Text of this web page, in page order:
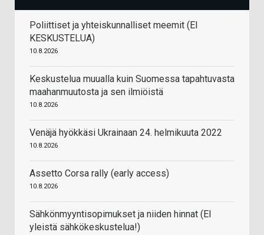
Poliittiset ja yhteiskunnalliset meemit (EI
KESKUSTELUA)
10.8.2026
Keskustelua muualla kuin Suomessa tapahtuvasta
maahanmuutosta ja sen ilmiöistä
10.8.2026
Venäjä hyökkäsi Ukrainaan 24. helmikuuta 2022
10.8.2026
Assetto Corsa rally (early access)
10.8.2026
Sähkönmyyntisopimukset ja niiden hinnat (EI
yleistä sähkökeskustelua!)